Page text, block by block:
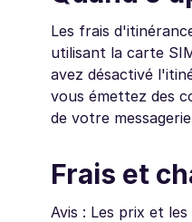
Les frais
utilisant la carte
avez désactivé
vous émettez des
de votre
Frais et
Avis : Les prix et